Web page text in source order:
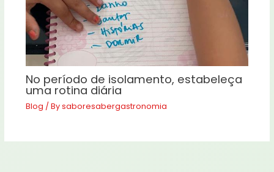
No período de isolamento, estabeleça
uma rotina diária
Blog / Bysaboresabergastronomia